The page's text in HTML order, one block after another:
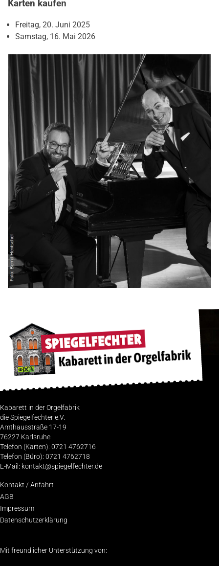
Karten kaufen
Freitag, 20. Juni 2025
Samstag, 16. Mai 2026
Kabarett in der Orgelfabrik
die Spiegelfechter e.V.
Amthausstraße 17-19
76227 Karlsruhe
Telefon (Karten): 0721 4762716
Telefon (Büro): 0721 4762718
E-Mail: kontakt@spiegelfechter.de
Kon­takt / Anfahrt
AGB
Impres­sum
Daten­schutz­er­klä­rung
Mit freundlicher Unterstützung von: